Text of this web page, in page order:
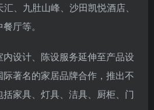
、九肚山峰、沙田凯悦酒店、
厅等。
设计、陈设服务延伸至产品设
著名的家居品牌合作，推出不
家具、灯具、洁具、厨柜、门